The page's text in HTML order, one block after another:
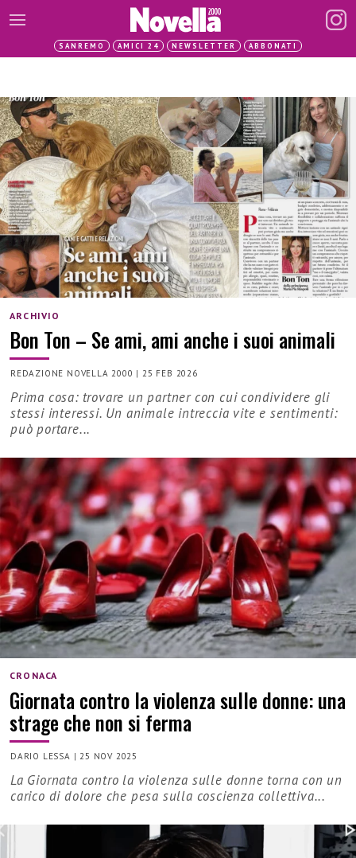
SANREMO AMICI 24 NEWSLETTER ABBONATI
ARCHIVIO
Bon Ton – Se ami, ami anche i suoi animali
REDAZIONE NOVELLA 2000 |25 FEB 2026
Prima cosa: trovare un partner con cui condividere gli
stessi interessi. Un animale intreccia vite e sentimenti:
può portare...
CRONACA
Giornata contro la violenza sulle donne: una
strage che non si ferma
DARIO LESSA | 25 NOV 2025
La Giornata contro la violenza sulle donne torna con un
carico di dolore che pesa sulla coscienza collettiva...